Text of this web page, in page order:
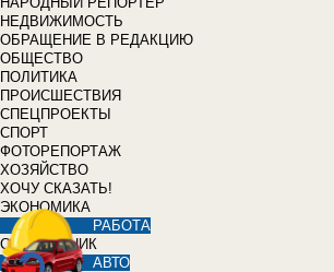
НЕДВИЖИМОСТЬ
ОБРАЩЕНИЕ В РЕДАКЦИЮ
ОБЩЕСТВО
ПОЛИТИКА
ПРОИСШЕСТВИЯ
СПЕЦПРОЕКТЫ
СПОРТ
ФОТОРЕПОРТАЖ
ХОЗЯЙСТВО
ХОЧУ СКАЗАТЬ!
ЭКОНОМИКА
РАБОТА
СПРАВОЧНИК
АВТО